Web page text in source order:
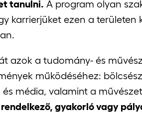
tanulni. A program olyan
karrierjüket ezen a területen
azok a tudomány- és
működéséhez:
média, valamint a
gyakorló vagy